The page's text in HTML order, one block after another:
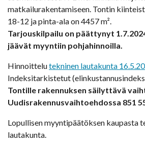
matkailurakentamiseen. Tontin
18-12 ja pinta-ala on 4457 m².
Tarjouskilpailu on päättynyt
jäävät myyntiin pohjahinnoilla.
Hinnoittelutekninen lautakunta
Indeksitarkistetut
Tontille rakennuksen säilyttävä
Uudisrakennusvaihtoehdossa 851
Lopullisen myyntipäätöksen kaupasta
lautakunta.